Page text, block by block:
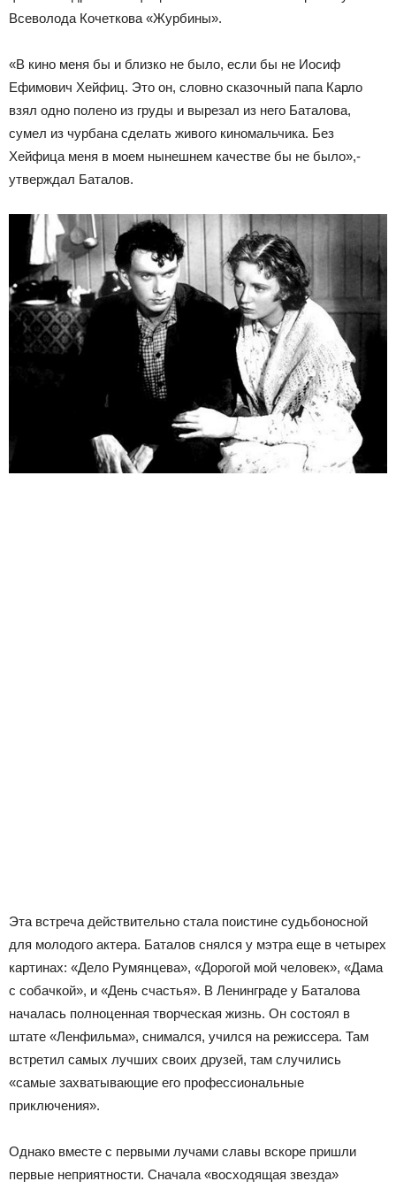
Всеволода Кочеткова «Журбины».
«В кино меня бы и близко не было, если бы не Иосиф
Ефимович Хейфиц. Это он, словно сказочный папа Карло
взял одно полено из груды и вырезал из него Баталова,
сумел из чурбана сделать живого киномальчика. Без
Хейфица меня в моем нынешнем качестве бы не было»,-
утверждал Баталов.
Эта встреча действительно стала поистине судьбоносной
для молодого актера. Баталов снялся у мэтра еще в четырех
картинах: «Дело Румянцева», «Дорогой мой человек», «Дама
с собачкой», и «День счастья». В Ленинграде у Баталова
началась полноценная творческая жизнь. Он состоял в
штате «Ленфильма», снимался, учился на режиссера. Там
встретил самых лучших своих друзей, там случились
«самые захватывающие его профессиональные
приключения».
Однако вместе с первыми лучами славы вскоре пришли
первые неприятности. Сначала «восходящая звезда»